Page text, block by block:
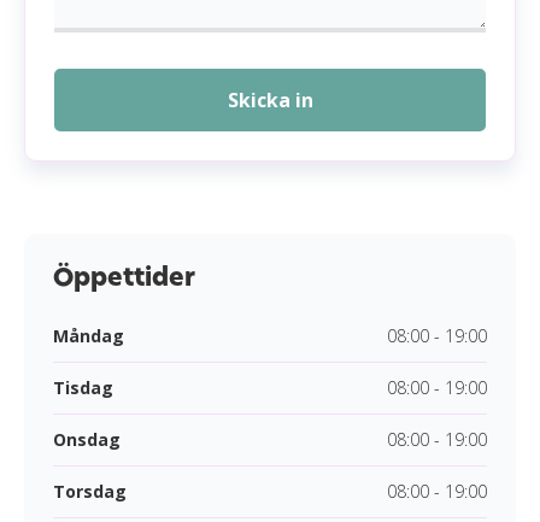
Skicka in
Öppettider
Måndag 08:00 - 19:00
Tisdag 08:00 - 19:00
Onsdag 08:00 - 19:00
Torsdag 08:00 - 19:00